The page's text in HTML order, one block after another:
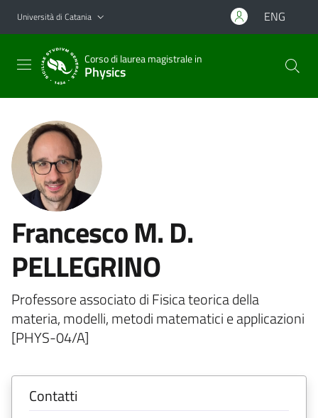
Vai al contenuto principale
Vai al menu di navigazione
Università di Catania ENG
Corso di laurea magistrale in
Physics
Francesco M. D.
PELLEGRINO
Professore associato di Fisica teorica della
materia, modelli, metodi matematici e applicazioni
[PHYS-04/A]
Contatti